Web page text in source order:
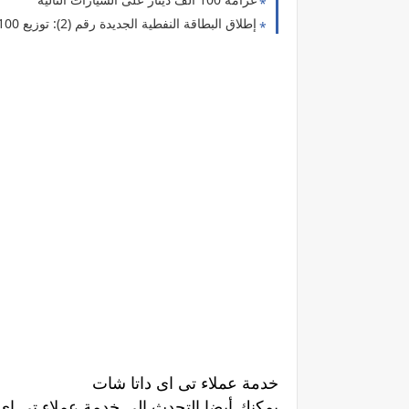
إطلاق البطاقة النفطية الجديدة رقم (2): توزيع 100 لتر نفط أبيض لكل عائلة
خدمة عملاء تى اى داتا شات